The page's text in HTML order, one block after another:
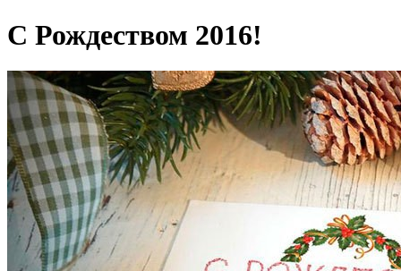
С Рождеством 2016!